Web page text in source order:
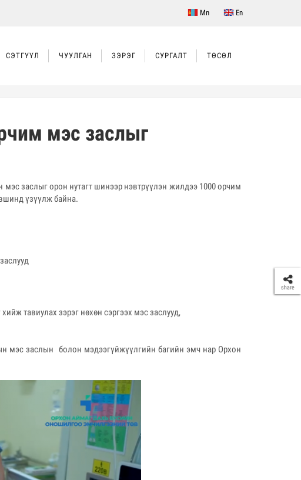
Mn En
СЭТГҮҮЛ ЧУУЛГАН ЗЭРЭГ СУРГАЛТ ТӨСӨЛ
мэс заслыг
заслыг орон нутагт шинээр нэвтрүүлэн жилдээ 1000 орчим
үзүүлж байна.
тавиулах зэрэг нөхөн сэргээх мэс заслууд,
мэс заслын болон мэдээгүйжүүлгийн багийн эмч нар Орхон
share